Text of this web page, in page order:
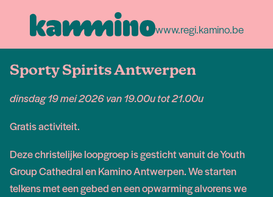
www.regi.kamino.be
Sporty Spirits Antwerpen
dinsdag 19 mei 2026 van 19.00u tot 21.00u
Gratis activiteit.
Deze christelijke loopgroep is gesticht vanuit de Youth
Group Cathedral en Kamino Antwerpen. We starten
telkens met een gebed en een opwarming alvorens we